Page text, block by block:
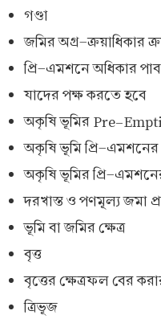
গণ্ডা
জমির অগ্র-ক্রয়াধিকার
প্রি-এমশনে অধিকার
যাদের পক্ষ করতে হবে
অকৃষি ভূমির Pre-
অকৃষি ভূমি প্রি-
অকৃষি ভূমির প্রি-
দরখাস্ত ও পণমূল্য জমা
ভূমি বা জমির ক্ষেত্র
বৃত্ত
বৃত্তের ক্ষেত্রফল বের
ত্রিভূজ